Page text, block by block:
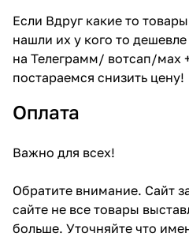
Если Вдруг какие то
нашли их у кого то
на Телеграмм/ вотсап/мах
постараемся снизить цену!
Оплата
Важно для всех!
Обратите внимание. Сайт
сайте не все товары
больше. Уточняйте что